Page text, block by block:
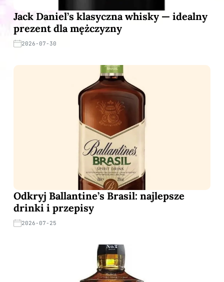
Jack Daniel’s klasyczna whisky — idealny
prezent dla mężczyzny
2026-07-30
Odkryj Ballantine’s Brasil: najlepsze
drinki i przepisy
2026-07-25